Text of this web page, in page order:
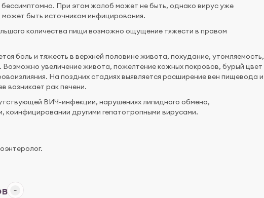
При этом жалоб может не быть, однако вирус уже
может быть источником инфицирования.
количества пищи возможно ощущение тяжести в правом
боль и тяжесть в верхней половине живота, похудание, утомляемость,
увеличение живота, пожелтение кожных покровов, бурый цвет
На поздних стадиях выявляется расширение вен пищевода и
возникает рак печени.
ВИЧ-инфекции, нарушениях липидного обмена,
коинфицировании другими гепатотропными вирусами.